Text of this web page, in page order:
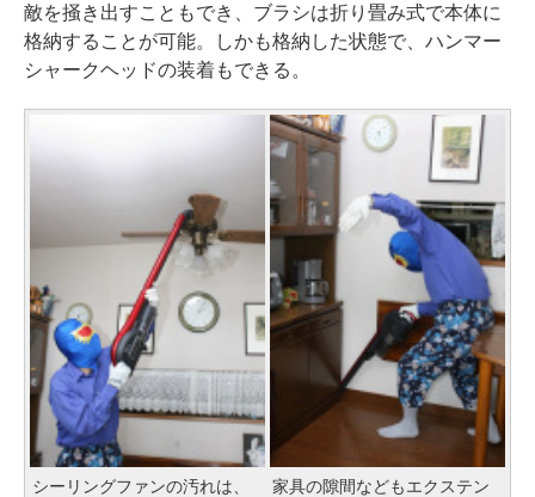
敵を掻き出すこともでき、ブラシは折り畳み式で本体に
格納することが可能。しかも格納した状態で、ハンマー
シャークヘッドの装着もできる。
シーリングファンの汚れは、
家具の隙間などもエクステン